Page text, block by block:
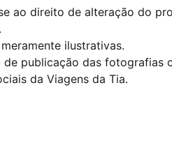
ao direito de alteração do
ilustrativas.
de publicação das fotografias
da Viagens da Tia.